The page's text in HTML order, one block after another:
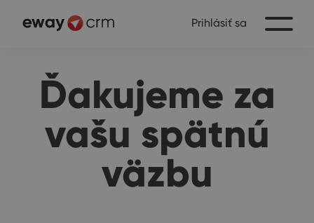
Prihlásiť sa
Ďakujeme za
vašu spätnú
väzbu